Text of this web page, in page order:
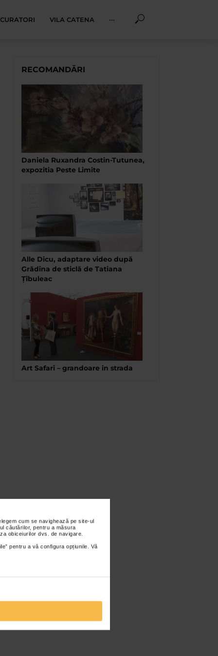
cum se navighează pe site-ul
căutărilor, pentru a măsura
obiceiurilor dvs. de navigare.
pentru a vă configura opțiunile. Vă
VILA CATENA ···
RECOMANDĂRI
Daniela Ruxandra Costin-Tutunea,
expozitia Peste Limite
Alle Dicu, adaptare video după
Grădina de sticlă de Tatiana
Țîbuleac
Art Safari – grandoare in strada